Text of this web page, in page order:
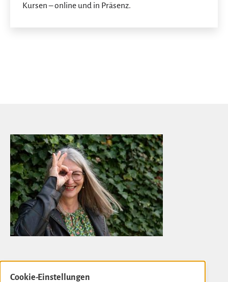
Kursen – online und in Präsenz.
Cookie-Einstellungen